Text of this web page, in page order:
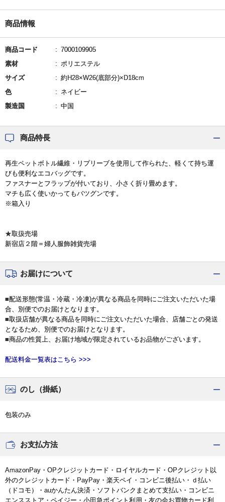
商品情報
商品コード
7000109905
素材
ポリエステル
サイズ
約H28×W26(底部分)×D18cm
色
ネイビー
製造国
中国
商品特長
再生ペットボトル繊維・リプリーブを使用して作られた、軽くて持ち運
びも便利なエコバッグです。
ファスナーとフラップが付いており、小さく折り畳めます。
マチも広く使いかってもバツグンです。
※箱入り
★取扱売場
新宿店２階＝婦人服飾雑貨売場
お届けについて
■配送形態(常温・冷蔵・冷凍)が異なる商品を同時にご注文いただいた場
合、別便でのお届けとなります。
■取扱店舗が異なる商品を同時にご注文いただいた場合、店舗ごとの発送
となるため、別便でのお届けとなります。
■商品の性質上、お届け地域が限定されているお品物がございます。
配送料金一覧表はこちら >>>
のし（掛紙）
包装のみ
お支払方法
AmazonPay・OPクレジットカード・ロイヤルカード・OPクレジット以
外のクレジットカード・PayPay・楽天ペイ・コンビニ後払い・ｄ払い
（ドコモ）・auかんたん決済・ソフトバンクまとめて支払い・コンビニ
エンスストア・ペイジー・小田急ポイント利用・友の会お買物カード利